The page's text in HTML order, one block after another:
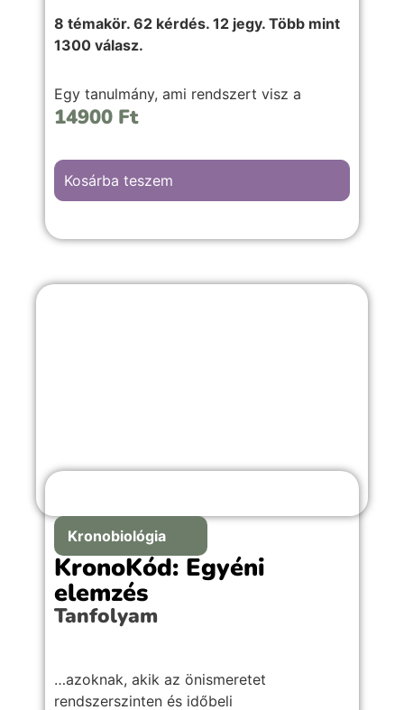
8 témakör. 62 kérdés. 12 jegy. Több mint
1300 válasz.
Egy tanulmány, ami rendszert visz a
Szaturnusz mélyebb megértésébe – nem
munkához.
14900 Ft
Kosárba teszem
Kronobiológia
KronoKód: Egyéni
elemzés
Tanfolyam
…azoknak, akik az önismeretet
rendszerszinten és időbeli